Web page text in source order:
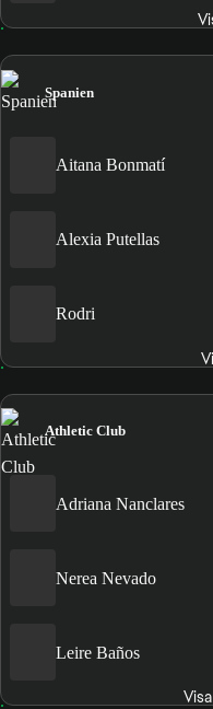
Spanien
Aitana Bonmatí
Alexia Putellas
Rodri
Athletic Club
Adriana Nanclares
Nerea Nevado
Leire Baños